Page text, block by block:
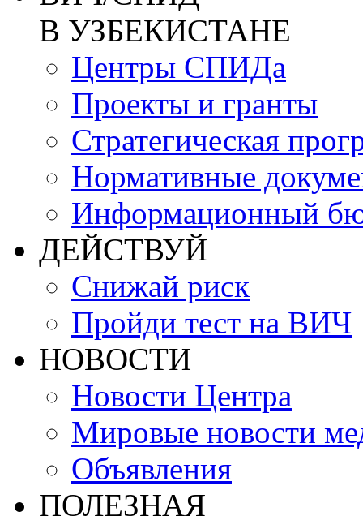
В УЗБЕКИСТАНЕ
Центры СПИДа
Проекты и гранты
Стратегическая
Нормативные
Информационный
ДЕЙСТВУЙ
Снижай риск
Пройди тест на ВИЧ
НОВОСТИ
Новости Центра
Мировые новости
Объявления
ПОЛЕЗНАЯ